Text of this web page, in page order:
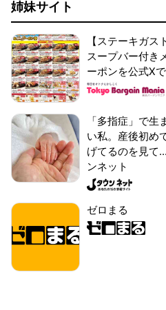
姉妹サイト
【ステーキガ
スープバー付き
ーポンを公式X
「多指症」で
い私。産後初め
げてるのを見て
ンネット
ゼロまる